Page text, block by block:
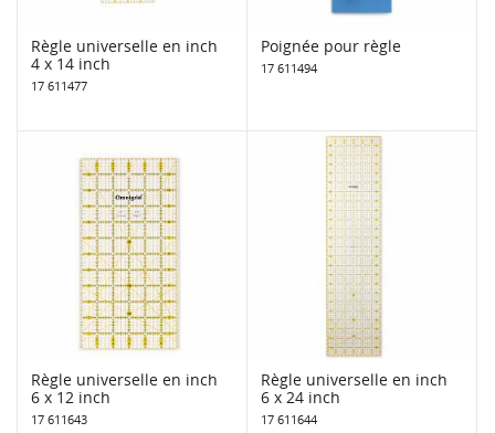
Règle universelle en inch
4 x 14 inch
17 611477
Poignée pour règle
17 611494
Règle universelle en inch
6 x 12 inch
17 611643
Règle universelle en inch
6 x 24 inch
17 611644